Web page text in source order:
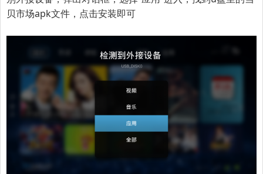
贝市场apk文件，点击安装即可